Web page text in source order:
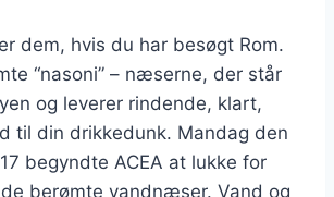
dem, hvis du har besøgt Rom.
“nasoni” – næserne, der står
og leverer rindende, klart,
til din drikkedunk. Mandag den
begyndte ACEA at lukke for
berømte vandnæser. Vand og